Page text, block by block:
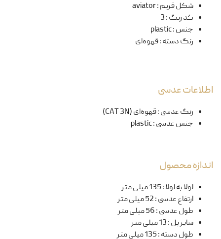
شکل فریم:
aviator
کد رنگ:
3
جنس:
plastic
رنگ دسته:قهوه‌ای
اطلاعات عدسی
رنگ عدسی:قهوه‌ای (CAT 3N)
جنس عدسی:
plastic
اندازه محصول
لولا به لولا:135 میلی متر
ارتفاع عدسی:52 میلی متر
طول عدسی:56 میلی متر
سایز پل:13 میلی متر
طول دسته:135 میلی متر